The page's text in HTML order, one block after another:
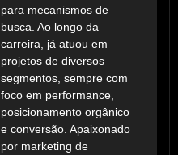
para mecanismos de
busca. Ao longo da
carreira, já atuou em
projetos de diversos
segmentos, sempre com
foco em performance,
posicionamento orgânico
e conversão. Apaixonado
por marketing de